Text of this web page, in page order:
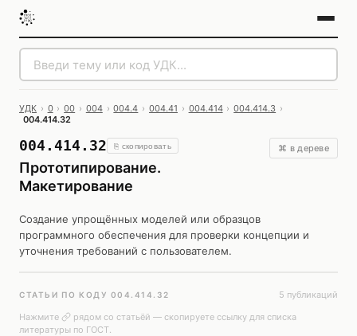
УДК › 0 › 00 › 004 › 004.4 › 004.41 › 004.414 › 004.414.3 ›
004.414.32
004.414.32 ⎘ скопировать
Прототипирование.
Макетирование
⌘ в дереве
Создание упрощённых моделей или образцов
программного обеспечения для проверки концепции и
уточнения требований с пользователем.
СТАТЬИ ПО КОДУ 004.414.32
5 публикаций
Нажмите
рядом со статьёй — скопируете ссылку для списка
литературы по ГОСТ.